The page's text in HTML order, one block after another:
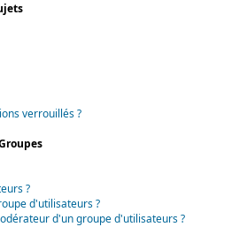
verrouillés ?
?
d'utilisateurs ?
d'un groupe d'utilisateurs ?